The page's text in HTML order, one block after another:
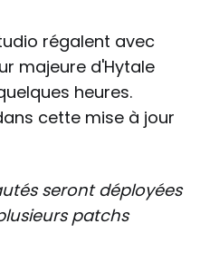
régalent avec
majeure d'Hytale
heures.
cette mise à jour
seront déployées
patchs